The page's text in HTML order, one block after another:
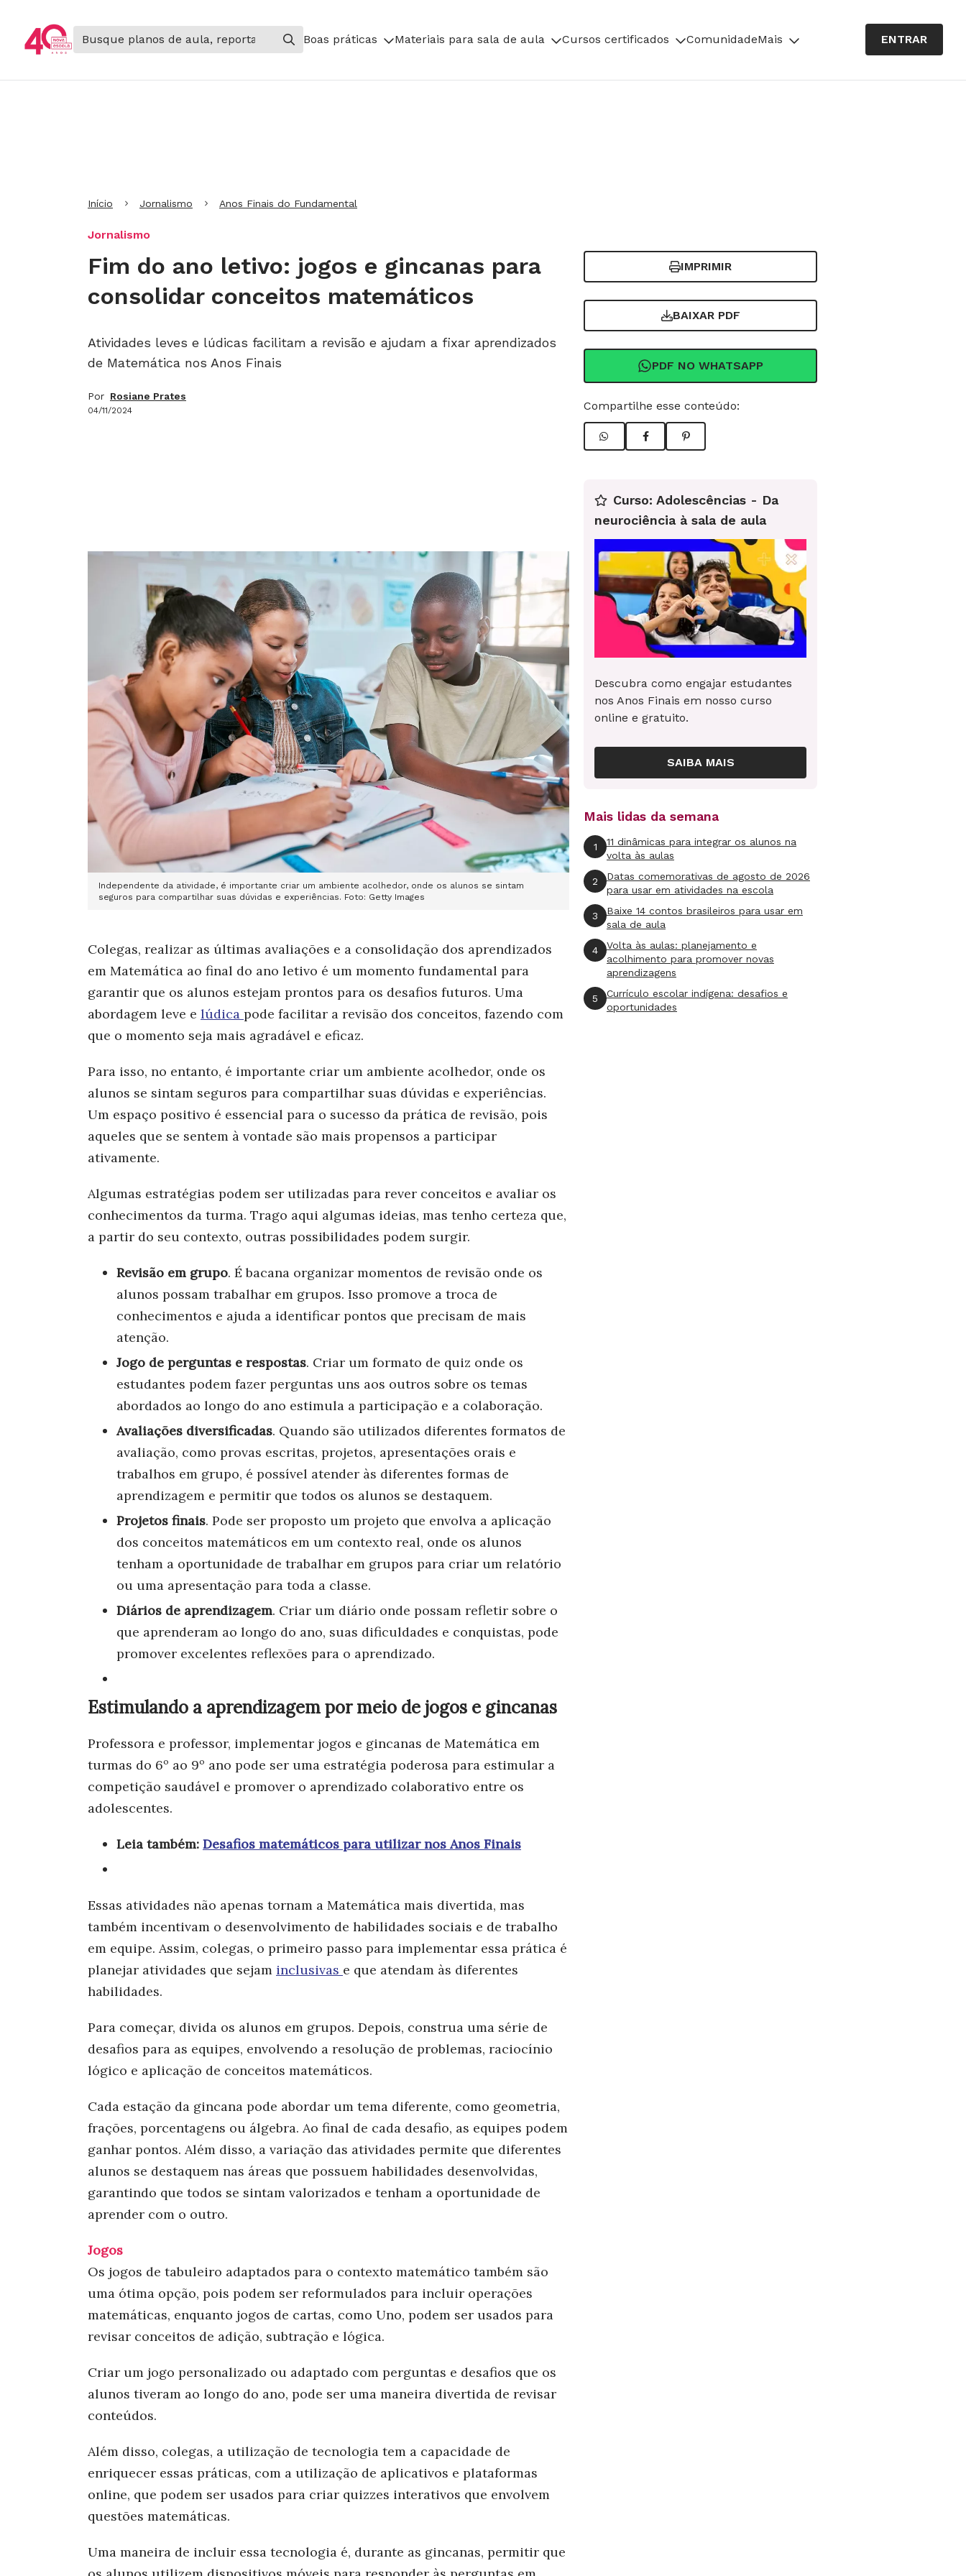
Boas práticas Materiais para sala de aula Cursos certificados ComunidadeMais ENTRAR
Início Jornalismo Anos Finais do Fundamental
Jornalismo
Fim do ano letivo: jogos e gincanas para
consolidar conceitos matemáticos
Atividades leves e lúdicas facilitam a revisão e ajudam a fixar aprendizados
de Matemática nos Anos Finais
Por Rosiane Prates
04/11/2024
IMPRIMIR
BAIXAR PDF
PDF NO WHATSAPP
Compartilhe esse conteúdo:
Independente da atividade, é importante criar um ambiente acolhedor, onde os alunos se sintam
seguros para compartilhar suas dúvidas e experiências. Foto: Getty Images
Colegas, realizar as últimas avaliações e a consolidação dos aprendizados
em Matemática ao final do ano letivo é um momento fundamental para
garantir que os alunos estejam prontos para os desafios futuros. Uma
abordagem leve e lúdica pode facilitar a revisão dos conceitos, fazendo com
que o momento seja mais agradável e eficaz.
Para isso, no entanto, é importante criar um ambiente acolhedor, onde os
alunos se sintam seguros para compartilhar suas dúvidas e experiências.
Um espaço positivo é essencial para o sucesso da prática de revisão, pois
aqueles que se sentem à vontade são mais propensos a participar
ativamente.
Algumas estratégias podem ser utilizadas para rever conceitos e avaliar os
conhecimentos da turma. Trago aqui algumas ideias, mas tenho certeza que,
a partir do seu contexto, outras possibilidades podem surgir.
Revisão em grupo. É bacana organizar momentos de revisão onde os
alunos possam trabalhar em grupos. Isso promove a troca de
conhecimentos e ajuda a identificar pontos que precisam de mais
atenção.
Jogo de perguntas e respostas. Criar um formato de quiz onde os
estudantes podem fazer perguntas uns aos outros sobre os temas
abordados ao longo do ano estimula a participação e a colaboração.
Avaliações diversificadas. Quando são utilizados diferentes formatos de
avaliação, como provas escritas, projetos, apresentações orais e
trabalhos em grupo, é possível atender às diferentes formas de
aprendizagem e permitir que todos os alunos se destaquem.
Projetos finais. Pode ser proposto um projeto que envolva a aplicação
dos conceitos matemáticos em um contexto real, onde os alunos
tenham a oportunidade de trabalhar em grupos para criar um relatório
ou uma apresentação para toda a classe.
Diários de aprendizagem. Criar um diário onde possam refletir sobre o
que aprenderam ao longo do ano, suas dificuldades e conquistas, pode
promover excelentes reflexões para o aprendizado.
Estimulando a aprendizagem por meio de jogos e gincanas
Professora e professor, implementar jogos e gincanas de Matemática em
turmas do 6º ao 9º ano pode ser uma estratégia poderosa para estimular a
competição saudável e promover o aprendizado colaborativo entre os
adolescentes.
Leia também: Desafios matemáticos para utilizar nos Anos Finais
Essas atividades não apenas tornam a Matemática mais divertida, mas
também incentivam o desenvolvimento de habilidades sociais e de trabalho
em equipe. Assim, colegas, o primeiro passo para implementar essa prática é
planejar atividades que sejam inclusivas e que atendam às diferentes
habilidades.
Para começar, divida os alunos em grupos. Depois, construa uma série de
desafios para as equipes, envolvendo a resolução de problemas, raciocínio
lógico e aplicação de conceitos matemáticos.
Cada estação da gincana pode abordar um tema diferente, como geometria,
frações, porcentagens ou álgebra. Ao final de cada desafio, as equipes podem
ganhar pontos. Além disso, a variação das atividades permite que diferentes
alunos se destaquem nas áreas que possuem habilidades desenvolvidas,
garantindo que todos se sintam valorizados e tenham a oportunidade de
aprender com o outro.
Jogos
Os jogos de tabuleiro adaptados para o contexto matemático também são
uma ótima opção, pois podem ser reformulados para incluir operações
matemáticas, enquanto jogos de cartas, como Uno, podem ser usados para
revisar conceitos de adição, subtração e lógica.
Criar um jogo personalizado ou adaptado com perguntas e desafios que os
alunos tiveram ao longo do ano, pode ser uma maneira divertida de revisar
conteúdos.
Além disso, colegas, a utilização de tecnologia tem a capacidade de
enriquecer essas práticas, com a utilização de aplicativos e plataformas
online, que podem ser usados para criar quizzes interativos que envolvem
questões matemáticas.
Uma maneira de incluir essa tecnologia é, durante as gincanas, permitir que
Curso: Adolescências - Da
neurociência à sala de aula
Descubra como engajar estudantes
nos Anos Finais em nosso curso
online e gratuito.
SAIBA MAIS
Mais lidas da semana
1
11 dinâmicas para integrar os alunos na
volta às aulas
2
Datas comemorativas de agosto de 2026
para usar em atividades na escola
3
Baixe 14 contos brasileiros para usar em
sala de aula
4
Volta às aulas: planejamento e
acolhimento para promover novas
aprendizagens
5
Currículo escolar indígena: desafios e
oportunidades